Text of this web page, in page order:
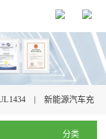
| 新能源汽车充
_UL+CSA+TUV+CQC一
分类